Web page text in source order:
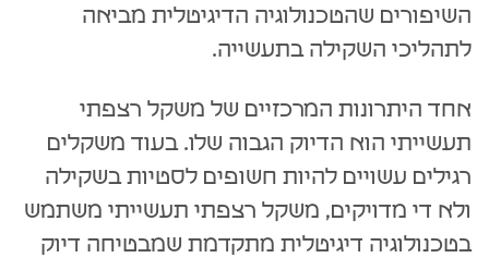
השיפורים שהטכנולוגיה הדיגיטלית מביאה
לתהליכי השקילה בתעשייה.
אחד היתרונות המרכזיים של משקל רצפתי
תעשייתי הוא הדיוק הגבוה שלו. בעוד משקלים
רגילים עשויים להיות חשופים לסטיות בשקילה
ולא די מדויקים, משקל רצפתי תעשייתי משתמש
בטכנולוגיה דיגיטלית מתקדמת שמבטיחה דיוק